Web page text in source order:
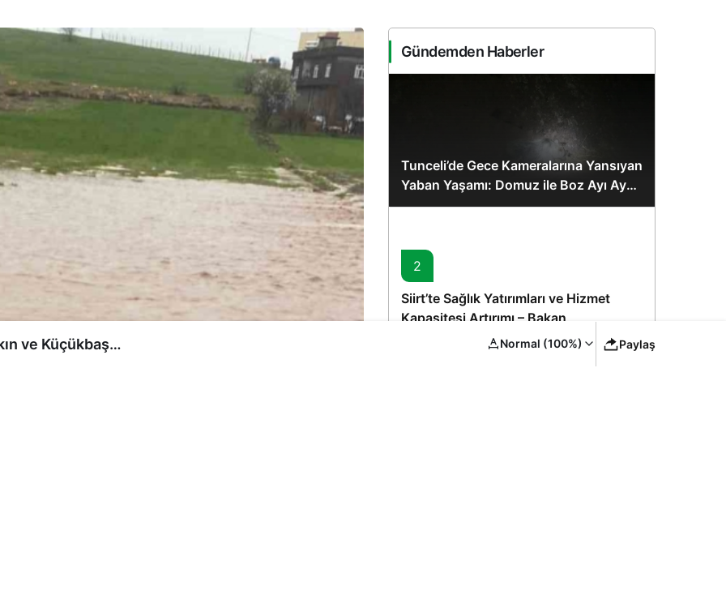
Normal (100%) Paylaş
Gündemden Haberler
Tunceli’de Gece Kameralarına Yansıyan
Yaban Yaşamı: Domuz ile Boz Ayı Aynı
Karede
2
Siirt’te Sağlık Yatırımları ve Hizmet
Kapasitesi Artırımı – Bakan
Memişoğlu’nun Ziyareti